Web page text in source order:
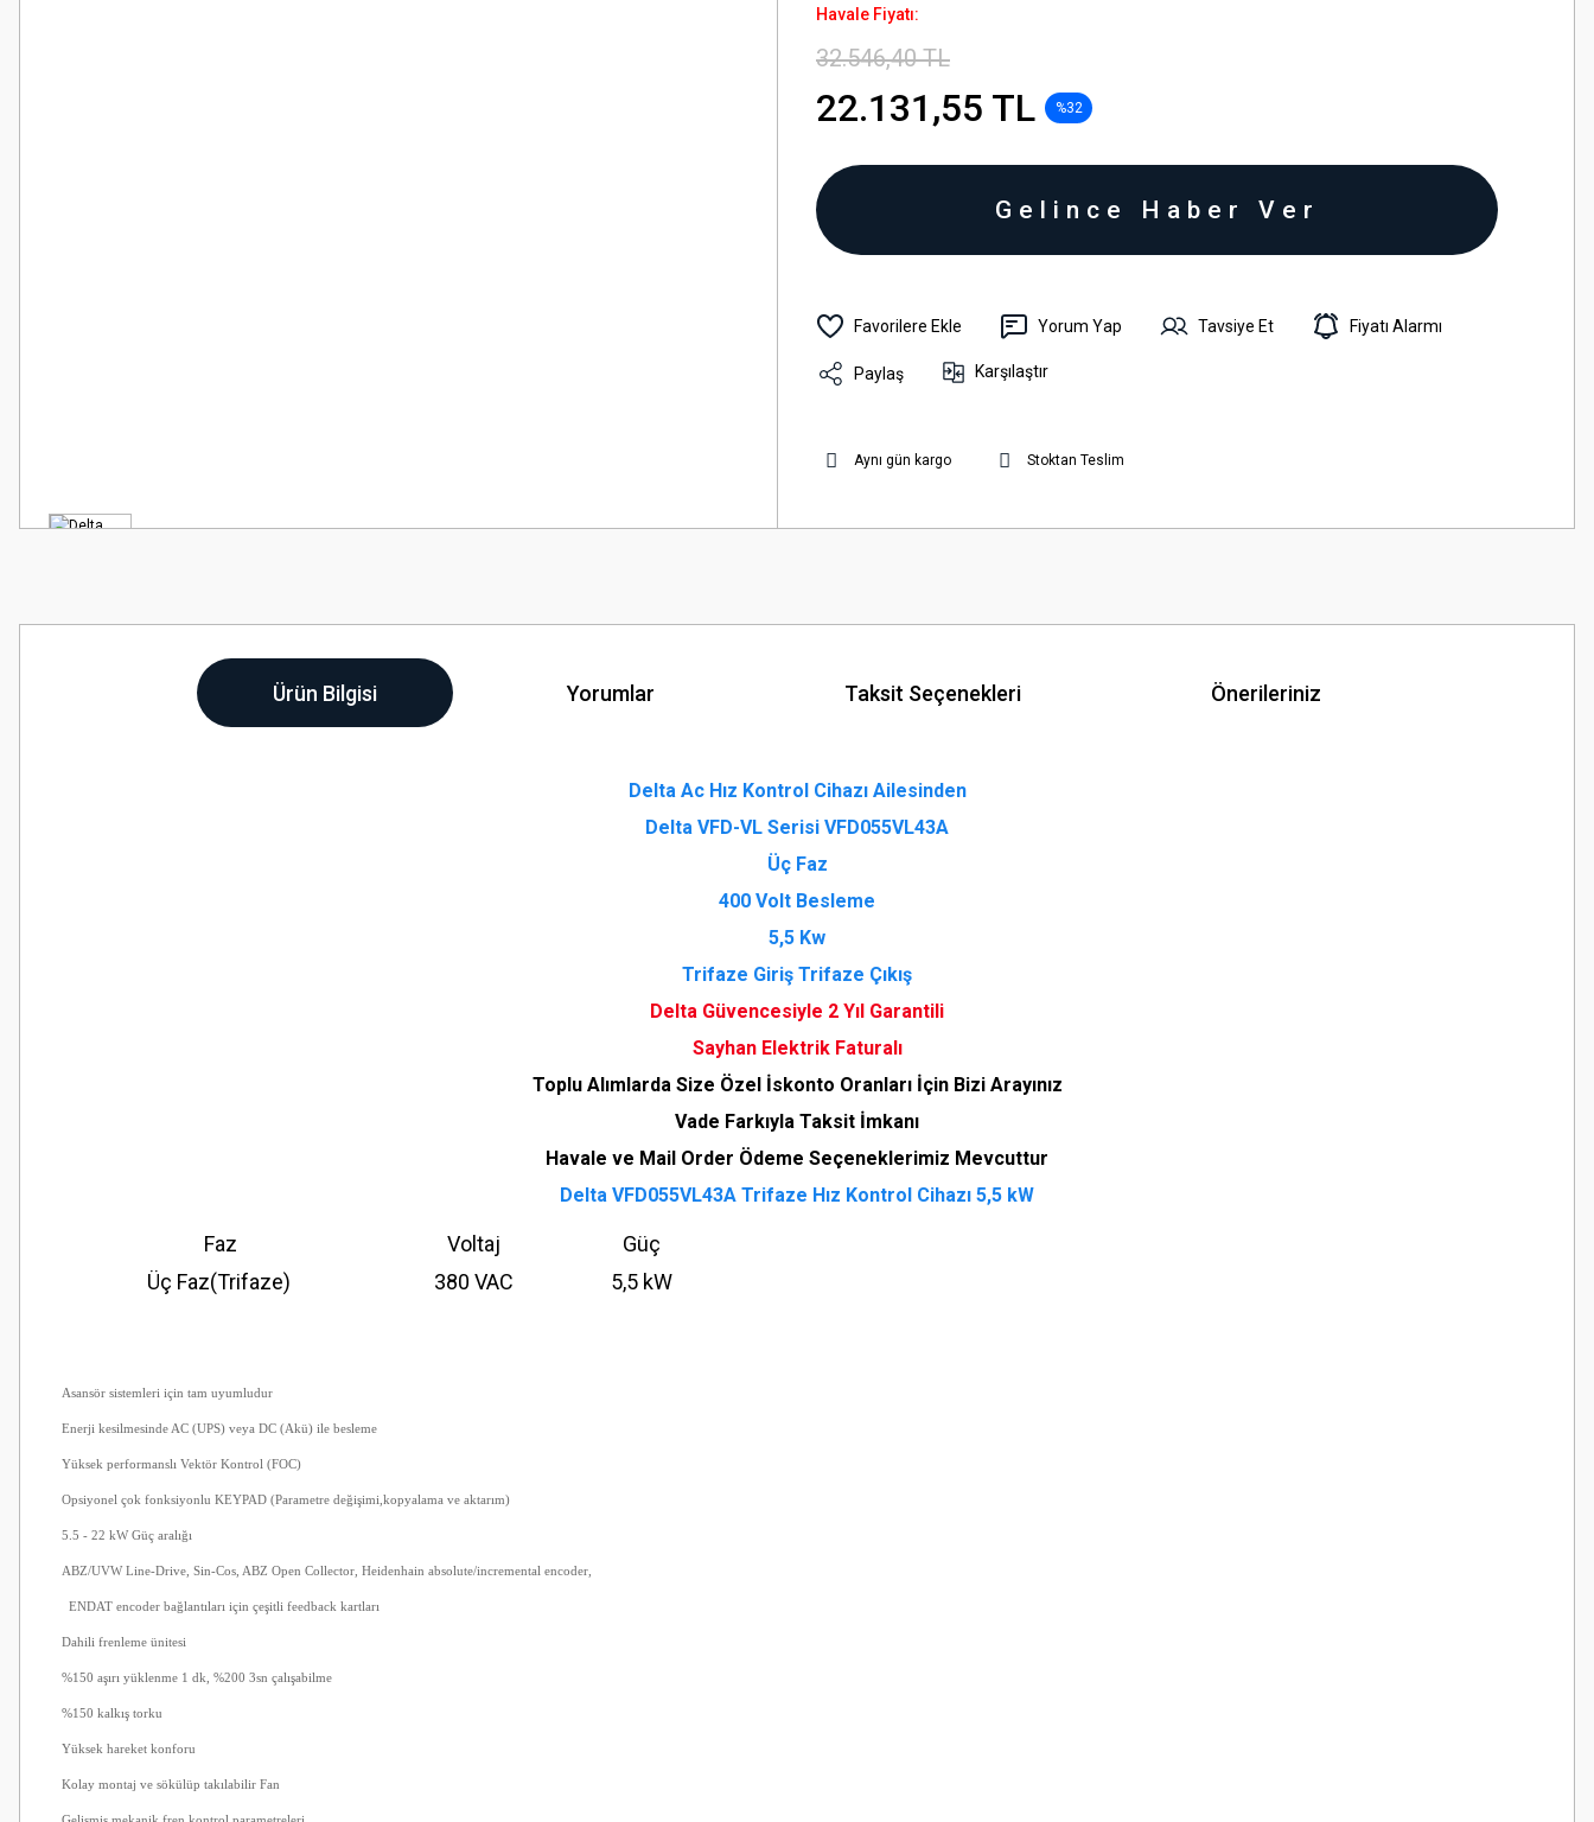
Havale Fiyatı:
32.546,40 TL
22.131,55 TL %32
Gelince Haber Ver
Yorum Yap Tavsiye Et Fiyatı Alarmı
Paylaş Karşılaştır
Aynı gün kargo Stoktan Teslim
Ürün Bilgisi Yorumlar Taksit Seçenekleri Önerileriniz
Delta Ac Hız Kontrol Cihazı Ailesinden
Delta VFD-VL Serisi VFD055VL43A
Üç Faz
400 Volt Besleme
5,5 Kw
Trifaze Giriş Trifaze Çıkış
Delta Güvencesiyle 2 Yıl Garantili
Sayhan Elektrik Faturalı
Toplu Alımlarda Size Özel İskonto Oranları İçin Bizi Arayınız
Vade Farkıyla Taksit İmkanı
Havale ve Mail Order Ödeme Seçeneklerimiz Mevcuttur
Delta VFD055VL43A Trifaze Hız Kontrol Cihazı 5,5 kW
Faz Voltaj
Güç
Üç Faz(Trifaze)
380 VAC 5,5 kW
Asansör sistemleri için tam uyumludur
Enerji kesilmesinde AC (UPS) veya DC (Akü) ile besleme
Yüksek performanslı Vektör Kontrol (FOC)
Opsiyonel çok fonksiyonlu KEYPAD (Parametre değişimi,kopyalama ve aktarım)
5.5 - 22 kW Güç aralığı
ABZ/UVW Line-Drive, Sin-Cos, ABZ Open Collector, Heidenhain absolute/incremental encoder,
ENDAT encoder bağlantıları için çeşitli feedback kartları
Dahili frenleme ünitesi
%150 aşırı yüklenme 1 dk, %200 3sn çalışabilme
%150 kalkış torku
Yüksek hareket konforu
Kolay montaj ve sökülüp takılabilir Fan